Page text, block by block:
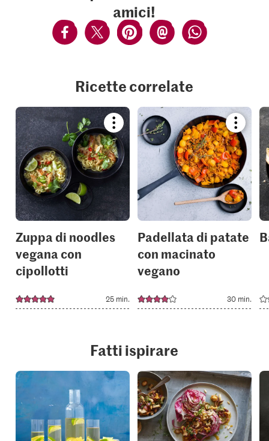
amici!
Ricette correlate
Bookmark
recipe
or
add
it
to
collections.
Zuppa di noodles
vegana con
cipollotti
25 min.
recipe
or
add
it
to
your
Padellata di patate
con macinato
vegano
30 min.
Fatti ispirare